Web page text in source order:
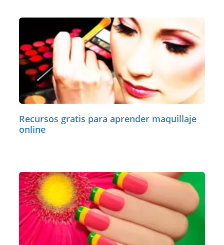
Recursos gratis para aprender maquillaje
online